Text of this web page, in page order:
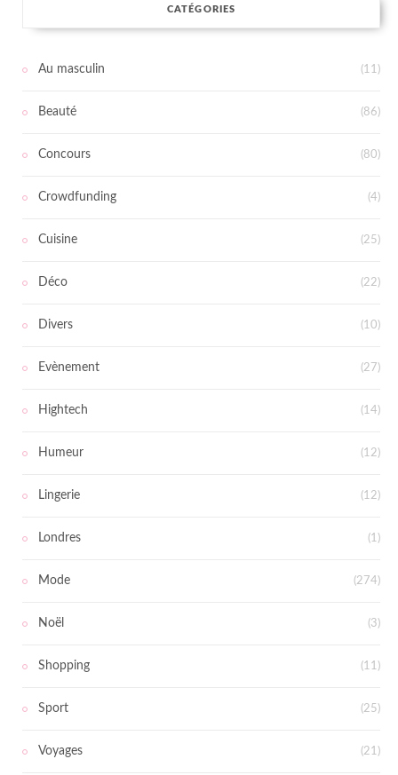
CATÉGORIES
Au masculin (11)
Beauté (86)
Concours (80)
Crowdfunding (4)
Cuisine (25)
Déco (22)
Divers (10)
Evènement (27)
Hightech (14)
Humeur (12)
Lingerie (12)
Londres (1)
Mode (274)
Noël (3)
Shopping (11)
Sport (25)
Voyages (21)